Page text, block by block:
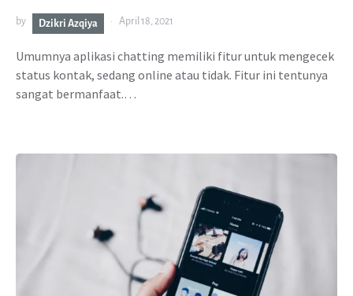
by Dzikri Azqiya April 18, 2021
Umumnya aplikasi chatting memiliki fitur untuk mengecek
status kontak, sedang online atau tidak. Fitur ini tentunya
sangat bermanfaat.…